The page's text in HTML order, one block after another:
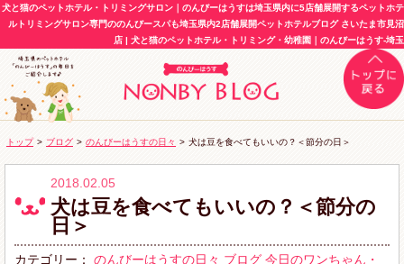
犬と猫のペットホテル・トリミングサロン｜のんびーはうすは埼玉県内に5店舗展開するペットホテ
ルトリミングサロン専門ののんびースパも埼玉県内2店舗展開ペットホテルブログ さいたま市見沼
店 | 犬と猫のペットホテル・トリミング・幼稚園｜のんびーはうす-埼玉
トップ > ブログ > のんびーはうすの日々 > 犬は豆を食べてもいいの？＜節分の日＞
2018.02.05
犬は豆を食べてもいいの？＜節分の
日＞
カテゴリー： のんびーはうすの日々 ブログ 今日のワンちゃん・